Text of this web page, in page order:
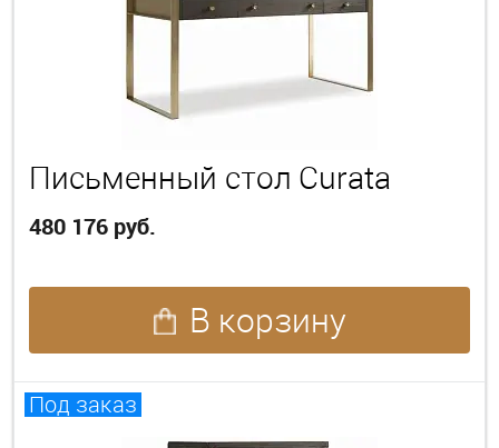
Письменный стол Curata
480 176 руб.
В корзину
Под заказ